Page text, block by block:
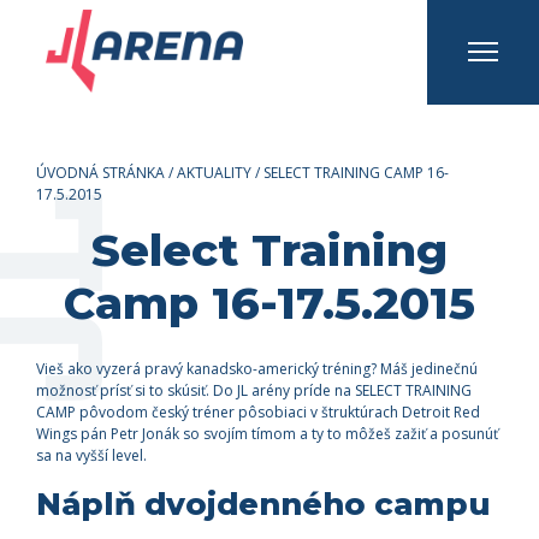
ÚVODNÁ STRÁNKA/AKTUALITY/ SELECT TRAINING CAMP 16-
17.5.2015
Select Training
Camp 16-17.5.2015
Vieš ako vyzerá pravý kanadsko-americký tréning? Máš jedinečnú
možnosť prísť si to skúsiť. Do JL arény príde na SELECT TRAINING
CAMP pôvodom český tréner pôsobiaci v štruktúrach Detroit Red
Wings pán Petr Jonák so svojím tímom a ty to môžeš zažiť a posunúť
sa na vyšší level.
Náplň dvojdenného campu